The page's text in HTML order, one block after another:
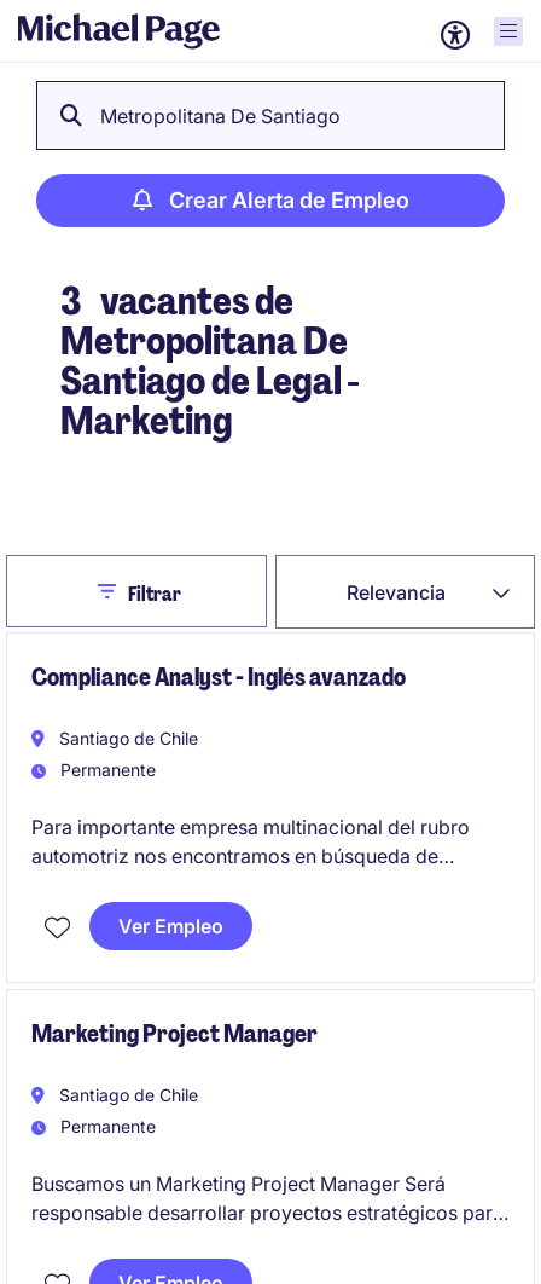
Metropolitana De Santiago
Crear Alerta de Empleo
3 vacantes de
Metropolitana De
Santiago de Legal -
Marketing
Relevancia
CloseFiltrar
Compliance Analyst - Inglés avanzado
Santiago de Chile
Permanente
Para importante empresa multinacional del rubro
automotriz nos encontramos en búsqueda de
Ver Empleo
Marketing Project Manager
Santiago de Chile
Permanente
Buscamos un Marketing Project Manager Será
responsable desarrollar proyectos estratégicos para
impulsando ventas, trabajando en el posicionamiento